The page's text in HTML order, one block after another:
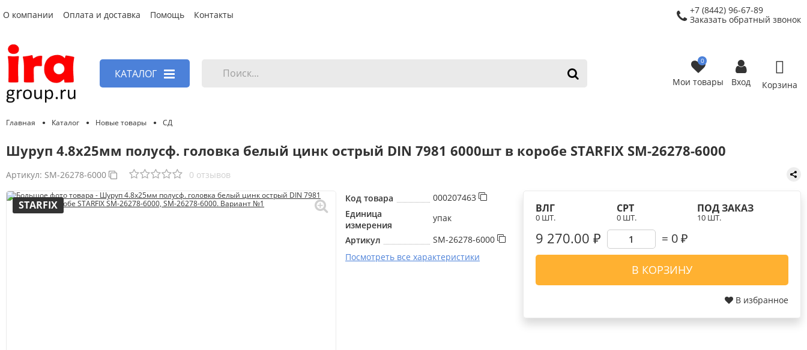
О компании Оплата и доставка Помощь Контакты
+7 (8442) 96-67-89
Заказать обратный звонок
КАТАЛОГ
0
Мои товары Вход Корзина
Главная Каталог Новые товары СД
Шуруп 4.8х25мм полусф. головка белый цинк острый DIN 7981 6000шт в коробе STARFIX SM-26278-6000
Артикул: SM-26278-6000 0 отзывов
STARFIX
Код товара
000207463
Единица
измерения
упак
Артикул
SM-26278-6000
Посмотреть все характеристики
ВЛГ
0 ШТ.
СРТ
0 ШТ.
ПОД ЗАКАЗ
10 ШТ.
9 270.00 ₽ 0₽
В КОРЗИНУ
В избранное